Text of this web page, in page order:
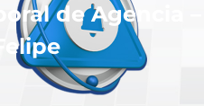
de Agencia –